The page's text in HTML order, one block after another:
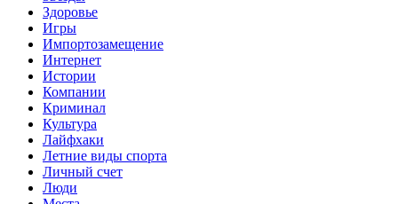
Здоровье
Игры
Импортозамещение
Интернет
Истории
Компании
Криминал
Культура
Лайфхаки
Летние виды спорта
Личный счет
Люди